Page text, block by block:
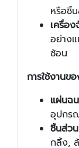
หรือชิ้
เครื่อ
อย่าง
ซ้อน
การใช้งานข
แผ่นฉ
อุปกร
ชิ้นส่ว
กลิ้ง,